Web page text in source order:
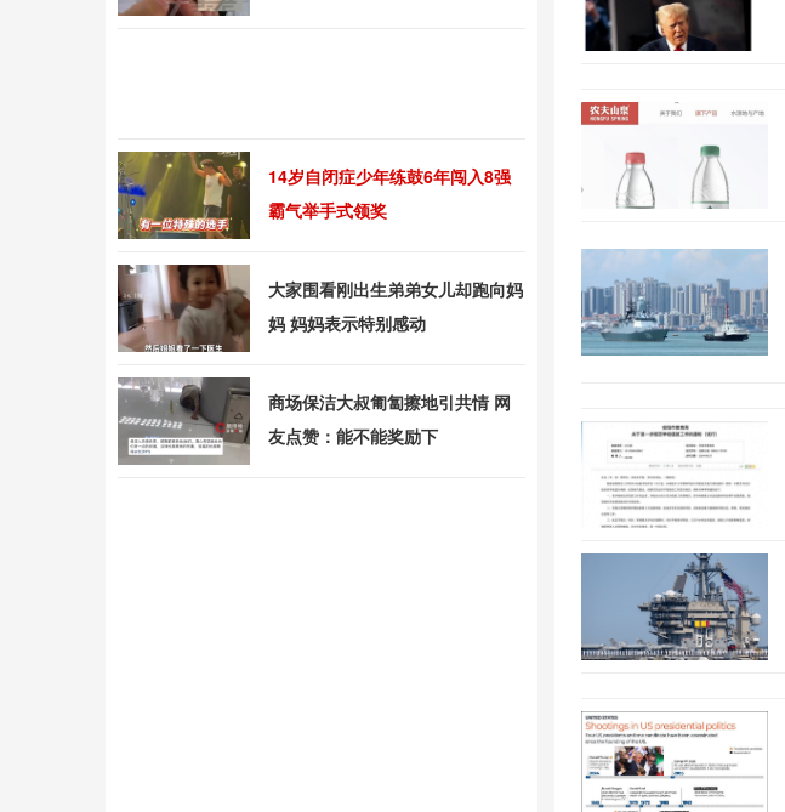
14岁自闭症少年练鼓6年闯入8强
霸气举手式领奖
大家围看刚出生弟弟女儿却跑向妈
妈 妈妈表示特别感动
商场保洁大叔匍匐擦地引共情 网
友点赞：能不能奖励下